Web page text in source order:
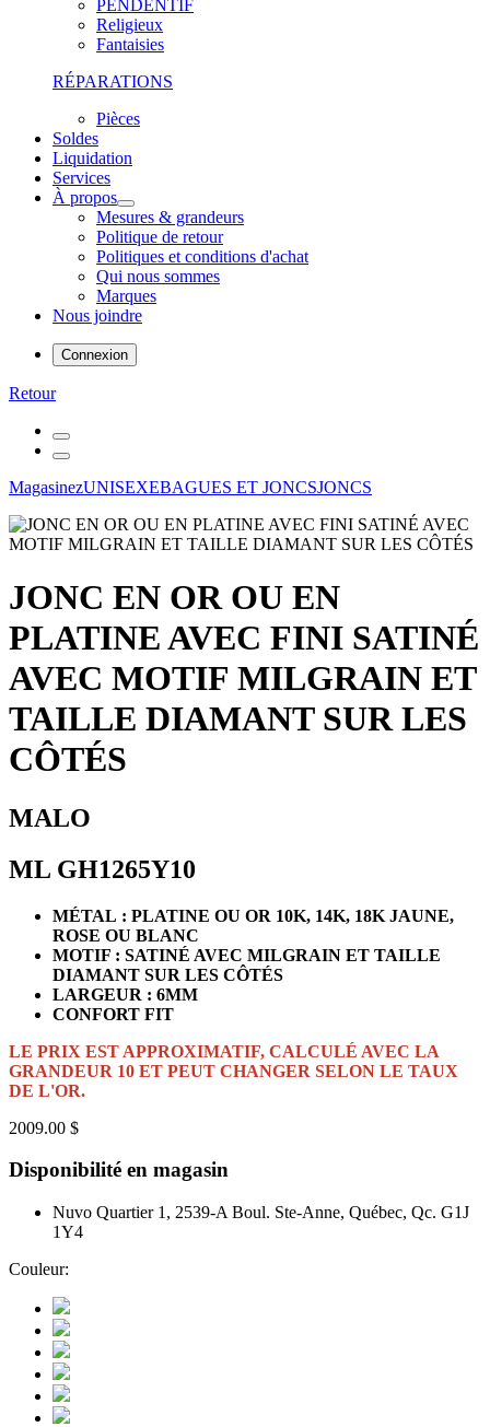
PENDENTIF
Religieux
Fantaisies
RÉPARATIONS
Pièces
Soldes
Liquidation
Services
À propos
Mesures & grandeurs
Politique de retour
Politiques et conditions d'achat
Qui nous sommes
Marques
Nous joindre
Connexion
Retour
MagasinezUNISEXEBAGUES ET JONCSJONCS
JONC EN OR OU EN
PLATINE AVEC FINI SATINÉ
AVEC MOTIF MILGRAIN ET
TAILLE DIAMANT SUR LES
CÔTÉS
MALO
ML GH1265Y10
MÉTAL : PLATINE OU OR 10K, 14K, 18K JAUNE,
ROSE OU BLANC
MOTIF : SATINÉ AVEC MILGRAIN ET TAILLE
DIAMANT SUR LES CÔTÉS
LARGEUR : 6MM
CONFORT FIT
LE PRIX EST APPROXIMATIF, CALCULÉ AVEC LA
GRANDEUR 10 ET PEUT CHANGER SELON LE TAUX
DE L'OR.
2009.00 $
Disponibilité en magasin
Nuvo Quartier 1, 2539-A Boul. Ste-Anne, Québec, Qc. G1J
1Y4
Couleur: